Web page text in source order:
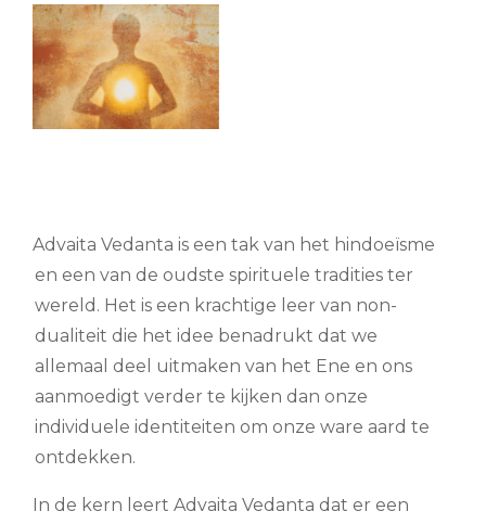
Advaita Vedanta is een tak van het hindoeïsme
en een van de oudste spirituele tradities ter
wereld. Het is een krachtige leer van non-
dualiteit die het idee benadrukt dat we
allemaal deel uitmaken van het Ene en ons
aanmoedigt verder te kijken dan onze
individuele identiteiten om onze ware aard te
ontdekken.
In de kern leert Advaita Vedanta dat er een